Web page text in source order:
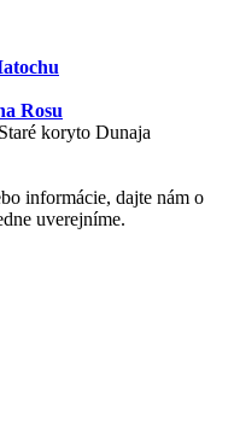
Rosu
koryto Dunaja
informácie, dajte nám o
uverejníme.